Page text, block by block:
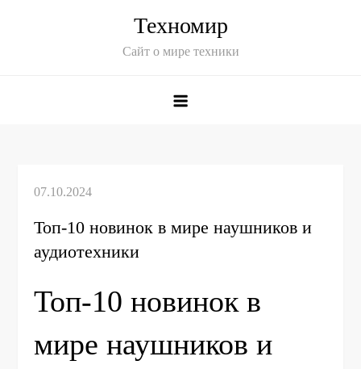
Техномир
Сайт о мире техники
Топ-10 новинок в мире наушников и
аудиотехники
Топ-10 новинок в
мире наушников и